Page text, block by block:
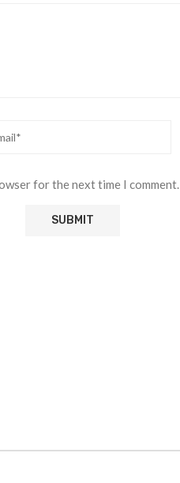
for the next time I comment.